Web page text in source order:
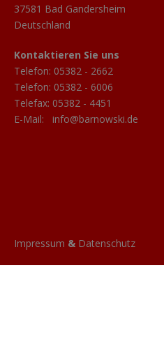
37581 Bad Gandersheim
Deutschland
Kontaktieren Sie uns
Telefon: 05382 - 2662
Telefon: 05382 - 6006
Telefax: 05382 - 4451
E-Mail:
info@barnowski.de
Impressum & Datenschutz